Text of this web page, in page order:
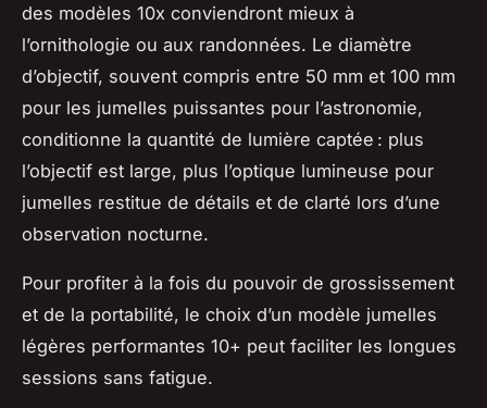
des modèles 10x conviendront mieux à
l’ornithologie ou aux randonnées. Le diamètre
d’objectif, souvent compris entre 50 mm et 100 mm
pour les jumelles puissantes pour l’astronomie,
conditionne la quantité de lumière captée : plus
l’objectif est large, plus l’optique lumineuse pour
jumelles restitue de détails et de clarté lors d’une
observation nocturne.
Pour profiter à la fois du pouvoir de grossissement
et de la portabilité, le choix d’un modèle jumelles
légères performantes 10+ peut faciliter les longues
sessions sans fatigue.